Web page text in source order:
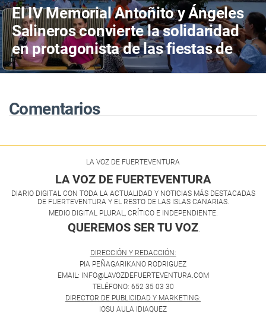
El IV Memorial Antoñito y Ángeles
Salineros convierte la solidaridad
en protagonista de las fiestas de
Las Salinas del Carmen
Comentarios
LA VOZ DE FUERTEVENTURA
LA VOZ DE FUERTEVENTURA
DIARIO DIGITAL CON TODA LA ACTUALIDAD Y NOTICIAS MÁS DESTACADAS
DE FUERTEVENTURA Y EL RESTO DE LAS ISLAS CANARIAS.
MEDIO DIGITAL PLURAL, CRÍTICO E INDEPENDIENTE.
QUEREMOS SER TU VOZ
DIRECCIÓN Y REDACCIÓN:
PIA PEÑAGARIKANO RODRIGUEZ
EMAIL: INFO@LAVOZDEFUERTEVENTURA.COM
TELÉFONO: 652 35 03 30
DIRECTOR DE PUBLICIDAD Y MARKETING:
IOSU AULA IDIAQUEZ